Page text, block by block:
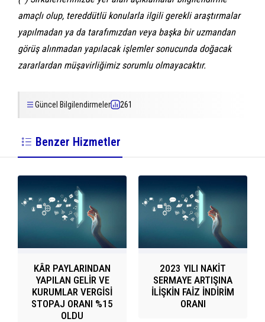
amaçlı olup, tereddütlü konularla ilgili gerekli araştırmalar
yapılmadan ya da tarafımızdan veya başka bir uzmandan
görüş alınmadan yapılacak işlemler sonucunda doğacak
zararlardan müşavirliğimiz sorumlu olmayacaktır.
Güncel Bilgilendirmeler 261
Benzer Hizmetler
KÂR PAYLARINDAN
YAPILAN GELİR VE
KURUMLAR VERGİSİ
STOPAJ ORANI %15
OLDU
2023 YILI NAKİT
SERMAYE ARTIŞINA
İLİŞKİN FAİZ İNDİRİM
ORANI